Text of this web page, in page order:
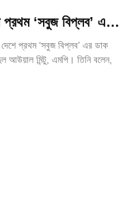
প্রথম ‘সবুজ বিপ্লব’ এর
আউয়াল মিন্টু
দেশে প্রথম ‘সবুজ বিপ্লব’ এর ডাক
আউয়াল মিন্টু, এমপি। তিনি বলেন,